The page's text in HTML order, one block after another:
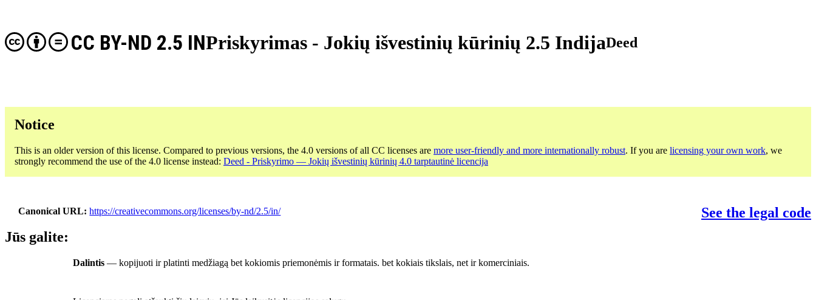
Priskyrimas - Jokių išvestinių kūrinių 2.5 Indija
CC BY-ND 2.5 IN Deed
Notice
This is an older version of this license. Compared to previous versions, the 4.0 versions of all CC licenses are more user-friendly and more internationally robust. If you are licensing your own work, we
strongly recommend the use of the 4.0 license instead: Deed - Priskyrimo — Jokių išvestinių kūrinių 4.0 tarptautinė licencija
Canonical URL https://creativecommons.org/licenses/by-nd/2.5/in/
See the legal code
Jūs galite:
Dalintis — kopijuoti ir platinti medžiagą bet kokiomis priemonėmis ir formatais. bet kokiais tikslais, net ir komerciniais.